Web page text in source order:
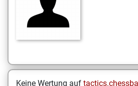
Keine Wertung auf